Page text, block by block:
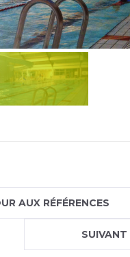
AUX RÉFÉRENCES
SUIVANT